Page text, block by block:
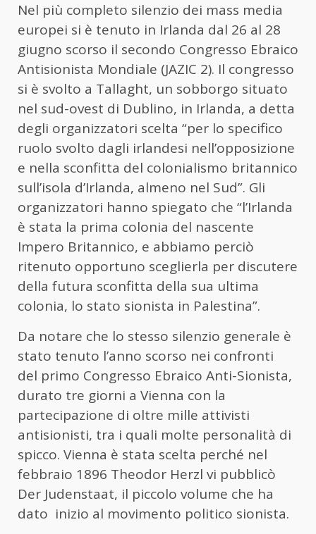
Nel più completo silenzio dei mass media
europei si è tenuto in Irlanda dal 26 al 28
giugno scorso il secondo Congresso Ebraico
Antisionista Mondiale (JAZIC 2). Il congresso
si è svolto a Tallaght, un sobborgo situato
nel sud-ovest di Dublino, in Irlanda, a detta
degli organizzatori scelta “per lo specifico
ruolo svolto dagli irlandesi nell’opposizione
e nella sconfitta del colonialismo britannico
sull’isola d’Irlanda, almeno nel Sud”. Gli
organizzatori hanno spiegato che “l’Irlanda
è stata la prima colonia del nascente
Impero Britannico, e abbiamo perciò
ritenuto opportuno sceglierla per discutere
della futura sconfitta della sua ultima
colonia, lo stato sionista in Palestina”.
Da notare che lo stesso silenzio generale è
stato tenuto l’anno scorso nei confronti
del primo Congresso Ebraico Anti-Sionista,
durato tre giorni a Vienna con la
partecipazione di oltre mille attivisti
antisionisti, tra i quali molte personalità di
spicco. Vienna è stata scelta perché nel
febbraio 1896 Theodor Herzl vi pubblicò
Der Judenstaat, il piccolo volume che ha
dato inizio al movimento politico sionista.